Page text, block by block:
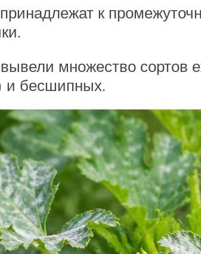
к
множество сортов
и бесшипных.